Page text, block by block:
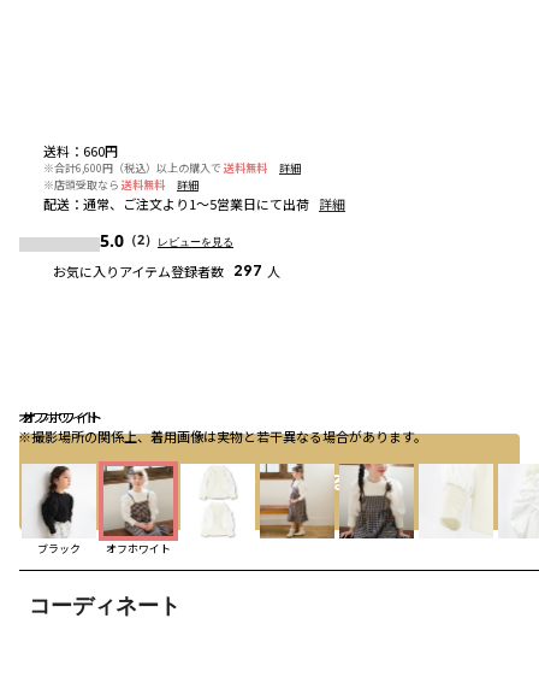
オフホワイト
※撮影場所の関係上、着用画像は実物と若干異なる場合があります。
オフホワイト
オフホワイト
ブラック オフホワイト
コーディネート
送料 ： 660円
※合計6,600円（税込）以上の購入で 送料無料
詳細
※店頭受取なら 送料無料 詳細
配送 ： 通常、ご注文より1～5営業日にて出荷 詳細
5.0 （2） レビューを見る
お気に入りアイテム登録者数 297 人
カートに入れる